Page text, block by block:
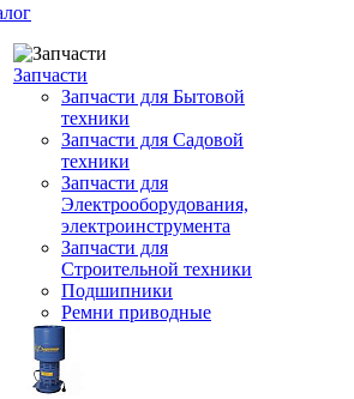
Запчасти
Запчасти для Бытовой
техники
Запчасти для Садовой
техники
Запчасти для
Электрооборудования,
электроинструмента
Запчасти для
Строительной техники
Подшипники
Ремни приводные